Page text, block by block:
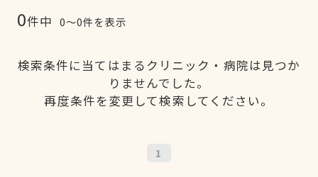
0件中 0〜0件を表示
検索条件に当てはまるクリニック・病院は見つか
りませんでした。
再度条件を変更して検索してください。
1